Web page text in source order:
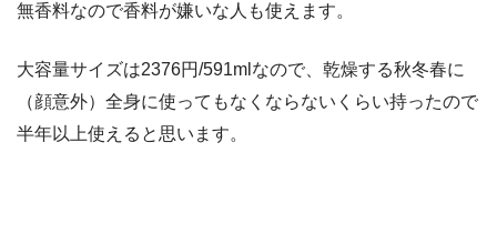
無香料なので香料が嫌いな人も使えます。
大容量サイズは2376円/591mlなので、乾燥する秋冬春に
（顔意外）全身に使ってもなくならないくらい持ったので
半年以上使えると思います。